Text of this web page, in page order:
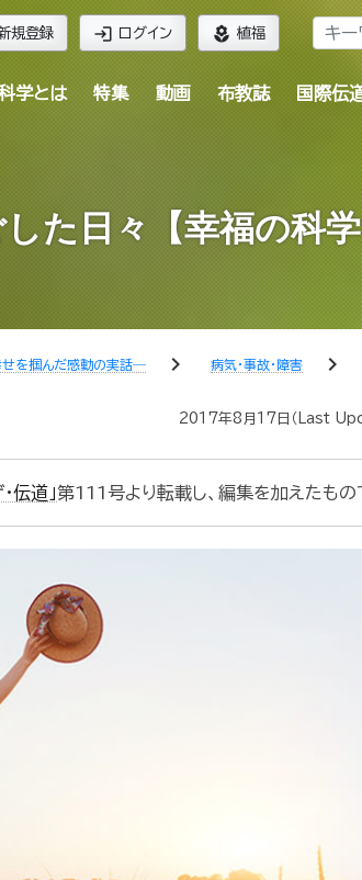
規登録 login ログイン local_florist 植福
学とは 特集 動画 布教誌 国際伝
た日々【幸福の科
を掴んだ感動の実話― chevron_right 病気・事故・障害 chevron_right
2017年8月17日 （Last
・伝道」第111号より転載し、編集を加えたもの